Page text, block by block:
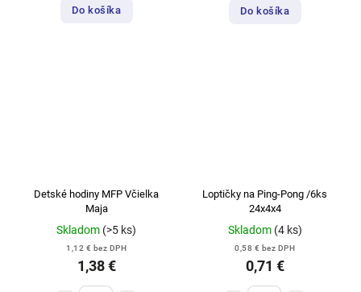
Do košíka Do košíka
Detské hodiny MFP Včielka
Maja
Skladom (>5 ks)
1,12 € bez DPH
1,38 €
Loptičky na Ping-Pong /6ks
24x4x4
Skladom (4 ks)
0,58 € bez DPH
0,71 €